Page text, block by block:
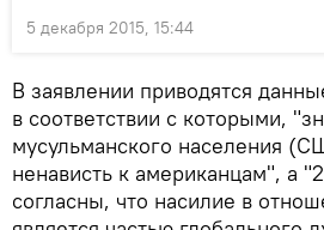
5 декабря 2015, 15:44
В заявлении приводятся
в соответствии с которыми,
мусульманского населения
ненависть к американцам", а
согласны, что насилие в